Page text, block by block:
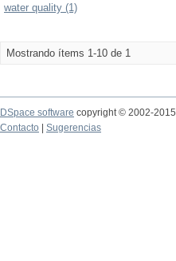
water quality (1)
Mostrando ítems 1-10 de 1
DSpace software copyright © 2002-2015
Contacto
Sugerencias